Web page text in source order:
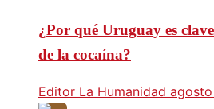
¿Por qué Uruguay es
de la cocaína?
Editor La Humanidad